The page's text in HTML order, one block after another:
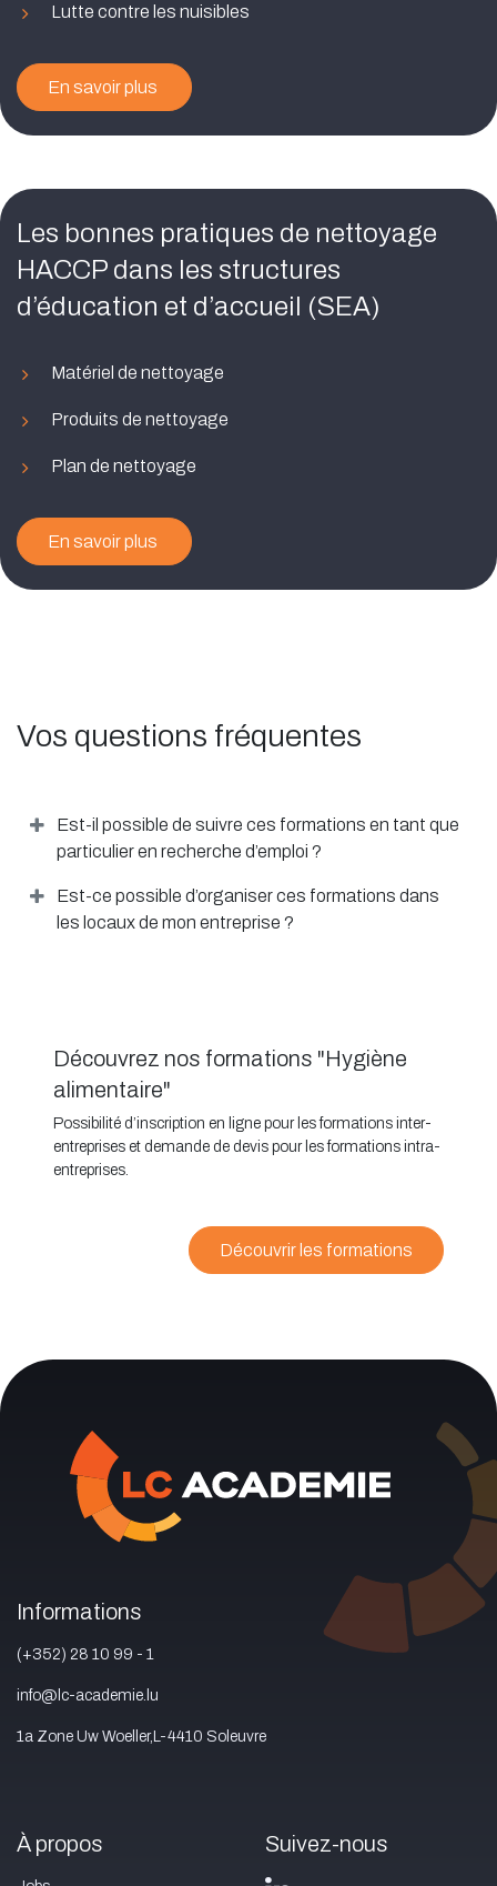
Lutte contre les nuisibles
En savoir plus
Les bonnes pratiques de nettoyage
HACCP dans les structures
d’éducation et d’accueil (SEA)
Matériel de nettoyage
Produits de nettoyage
Plan de nettoyage
En savoir plus
Vos questions fréquentes
Est-il possible de suivre ces formations en tant que
particulier en recherche d’emploi ?
Est-ce possible d’organiser ces formations dans
les locaux de mon entreprise ?
Découvrez nos formations "Hygiène
alimentaire"
Possibilité d’inscription en ligne pour les formations inter-
entreprises et demande de devis pour les formations intra-
entreprises.
Découvrir les formations
Informations
(+352) 28 10 99 - 1
info@lc-academie.lu
1a Zone Uw Woeller,L-4410 Soleuvre
À propos Suivez-nous